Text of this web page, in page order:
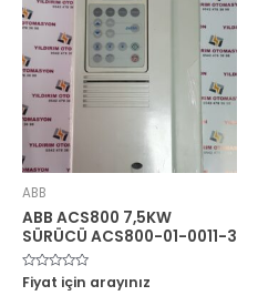
ABB
ABB ACS800 7,5KW
SÜRÜCÜ ACS800-01-0011-3
5
üzerinden
Fiyat için arayınız